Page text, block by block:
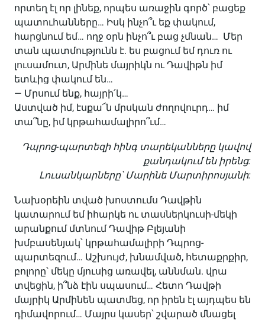
որտեղ էլ որ լինեք, որպես առաջին գործ՝ բացեք
պատուհանները… Իսկ ինչո՞ւ եք փակում,
հարցնում եմ… ողջ օրն ինչո՞ւ բաց չմնան… Մեր
տան պատմությունն է. ես բացում եմ դուռ ու
լուսամուտ, Արմինե մայրիկն ու Դավիթն իմ
ետևից փակում են…
— Մրսում ենք, հայրի՛կ…
Աստված իմ, էսքա՜ն մրսկան ժողովուրդ… իմ
տա՞նը, իմ կրթահամալիրո՞ւմ…
Դպրոց-պարտեզի հինգ տարեկանները կավով
քանդակում են իրենց:
Լուսանկարները՝ Մարինե Մարտիրոսյանի:
Նախօրեին տված խոստումս Դավթին
կատարում եմ իհարկե ու տասներկուսի-մեկի
արանքում մտնում Դավիթ Բլեյանի
խմբասենյակ՝ կրթահամալիրի Դպրոց-
պարտեզում… Աշխույժ, խնամված, հետաքրքիր,
բոլորը՝ մեկը մյուսից առավել, աննման. վրա
տվեցին, ի՞նձ էին սպասում… Հետո Դավթի
մայրիկ Արմինեն պատմեց, որ իրեն էլ այդպես են
դիմավորում… Մայրս կասեր՝ շվարած մնացել